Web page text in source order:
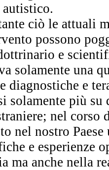
autistico.
ciò le attuali
possono
e
solamente una
diagnostiche e
solamente più
nel
nel nostro
e esperienze
ma anche nella